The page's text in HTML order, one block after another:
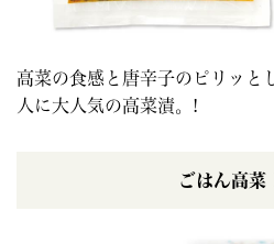
高菜の食感と唐辛子のピリッと
人に大人気の高菜漬。!
ごはん高